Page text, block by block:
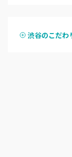
ハンドスカルプ
渋谷のこだわ